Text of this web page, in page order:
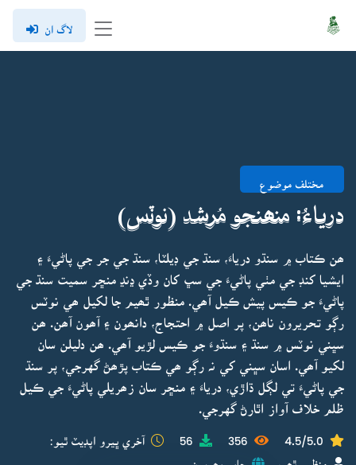
لاگ ان
مختلف موضوع
درياءُ: منھنجو مُرشد (نوٽس)
ھن ڪتاب ۾ سنڌو درياءَ، سنڌ جي ڊيلٽا، سنڌ جي جر جي پاڻيءَ ۽
ايشيا کنڊ جي مٺي پاڻيءَ جي سڀ کان وڏي ڍنڍ منڇر سميت سنڌ جي
پاڻيءَ جو ڪيس پيش ڪيل آھي. منظور ٿھيم جا لکيل ھي نوٽس
رڳو تحريرون ناھن، پر اصل ۾ احتجاج، دانھون ۽ آھون آھن. ھن
سڀني نوٽس ۾ سنڌ ۽ سنڌوءَ جو ڪيس لڙيو آھي. ھن دليلن سان
لکيو آھي. اسان سڀني کي نہ رڳو ھي ڪتاب پڙھڻ گهرجي، پر سنڌ
جي پاڻيءَ تي لڳل ڌاڙي، درياءَ ۽ منڇر سان زھريلي پاڻيءَ جي ڪيل
ظلم خلاف آواز اٿارڻ گهرجي.
4.5/5.0
356
56 آخري ڀيرو اپڊيٽ ٿيو:
منظور ٿھيم ڇاپو پھريون